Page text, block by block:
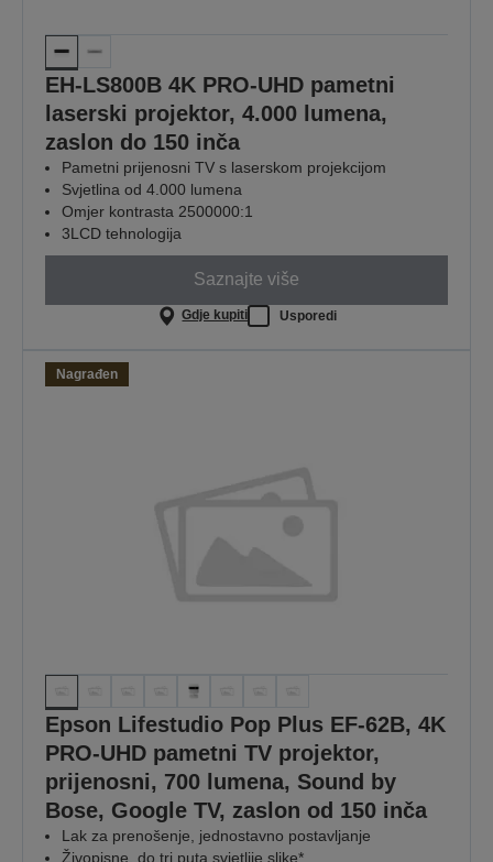
EH-LS800B 4K PRO-UHD pametni
laserski projektor, 4.000 lumena,
zaslon do 150 inča
Pametni prijenosni TV s laserskom projekcijom
Svjetlina od 4.000 lumena
Omjer kontrasta 2500000:1
3LCD tehnologija
Saznajte više
Gdje kupiti Usporedi
Nagrađen
Epson Lifestudio Pop Plus EF-62B, 4K
PRO-UHD pametni TV projektor,
prijenosni, 700 lumena, Sound by
Bose, Google TV, zaslon od 150 inča
Lak za prenošenje, jednostavno postavljanje
Živopisne, do tri puta svjetlije slike*